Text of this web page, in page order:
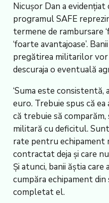
Nicușor Dan a
programul SAFE
termene de rambursare
‘foarte avantajoase’.
pregătirea militarilor
descuraja o eventuală
‘Suma este consistentă,
euro. Trebuie spus că
că trebuie să
militară cu deficitul.
rate pentru echipament
contractat deja și care
Și atunci, banii ăștia
cumpăra echipament din
completat el.